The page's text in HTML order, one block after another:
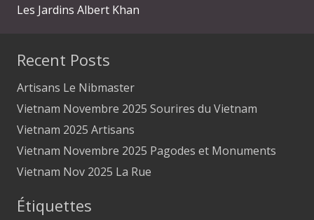
Les Jardins Albert Khan
Recent Posts
Artisans Le Nibmaster
Vietnam Novembre 2025 Sourires du Vietnam
Vietnam 2025 Artisans
Vietnam Novembre 2025 Pagodes et Monuments
Vietnam Nov 2025 La Rue
Étiquettes